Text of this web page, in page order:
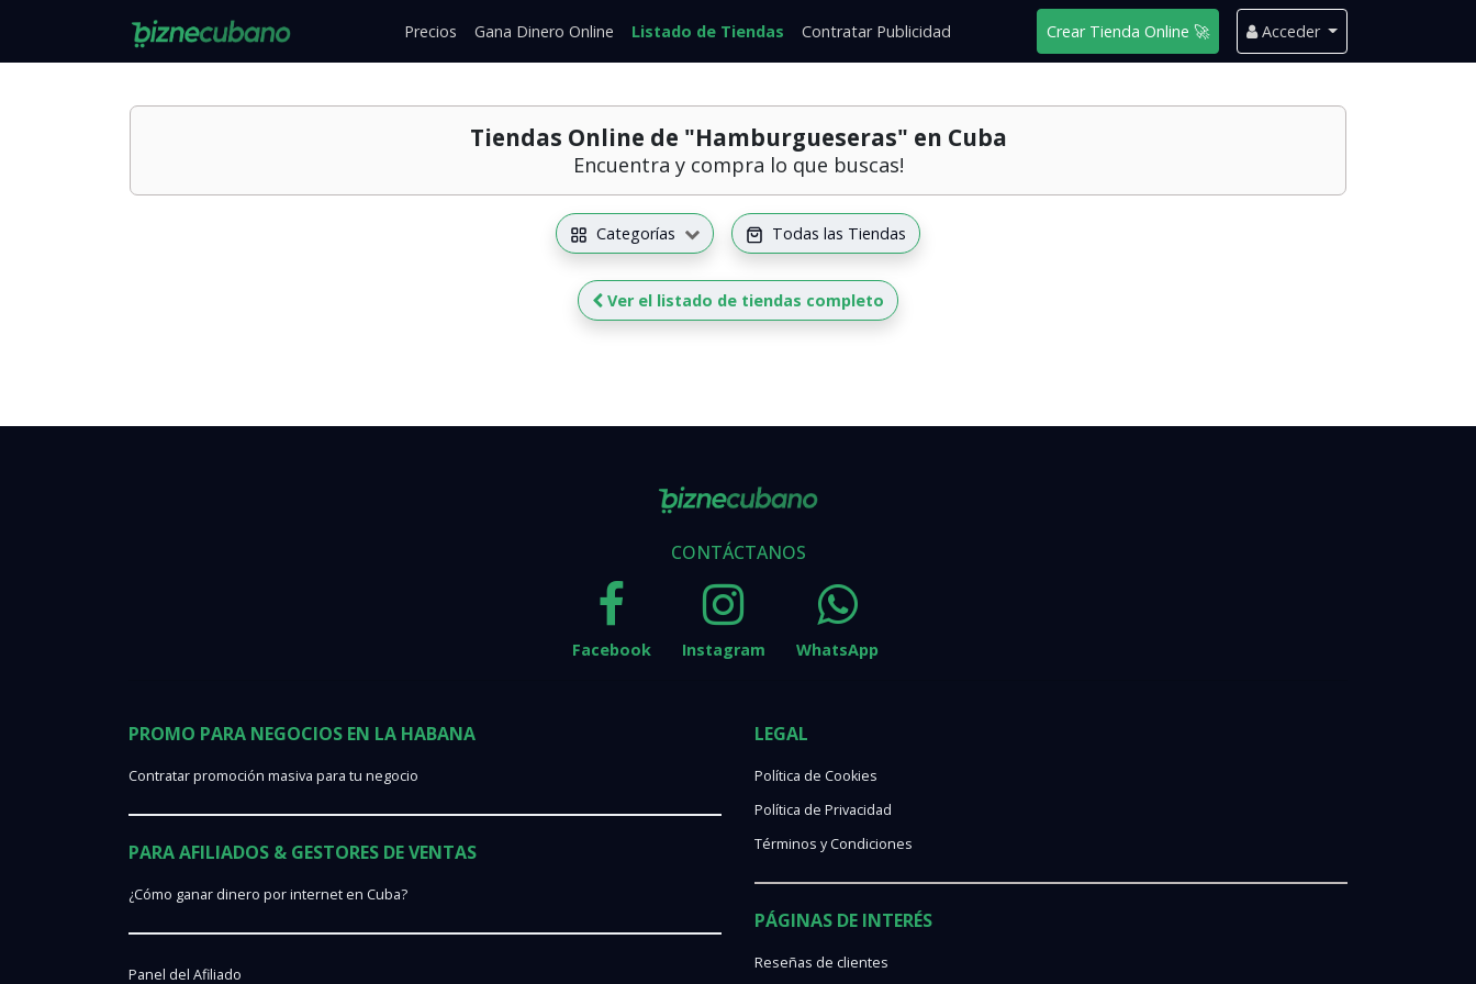
Precios Gana DineroOnline Listado de Tiendas Contratar Publicidad Crear Tienda Online 🚀 Acceder
Tiendas Online de "Hamburgueseras" en Cuba
Encuentra y compra lo que buscas!
Categorías Todas las Tiendas
Ver el listado de tiendas completo
CONTÁCTANOS
Facebook Instagram WhatsApp
PROMO PARA NEGOCIOS EN LA HABANA
Contratar promoción masiva para tu negocio
PARA AFILIADOS & GESTORES DE VENTAS
¿Cómo ganar dinero por internet en Cuba?
Panel del Afiliado
LEGAL
Política de Cookies
Política de Privacidad
Términos y Condiciones
PÁGINAS DE INTERÉS
Reseñas de clientes